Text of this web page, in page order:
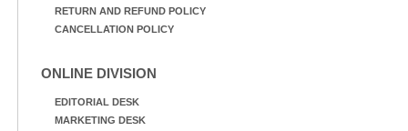
RETURN AND REFUND POLICY
CANCELLATION POLICY
ONLINE DIVISION
EDITORIAL DESK
MARKETING DESK